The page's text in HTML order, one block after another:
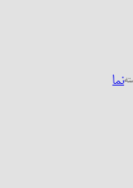
نما